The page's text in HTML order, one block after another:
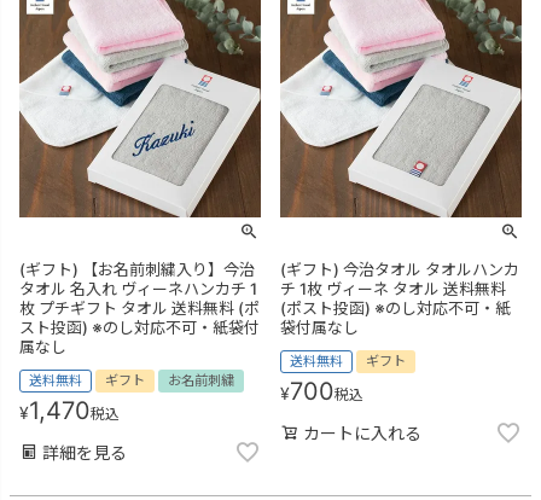
(ギフト) 【お名前刺繍入り】今治
タオル 名入れ ヴィーネハンカチ 1
枚 プチギフト タオル 送料無料 (ポ
スト投函) ※のし対応不可・紙袋付
属なし
送料無料 ギフト お名前刺繍
¥1,470税込
詳細を見る
(ギフト) 今治タオル タオルハンカ
チ 1枚 ヴィーネ タオル 送料無料
(ポスト投函) ※のし対応不可・紙
袋付属なし
送料無料 ギフト
¥700税込
カートに入れる